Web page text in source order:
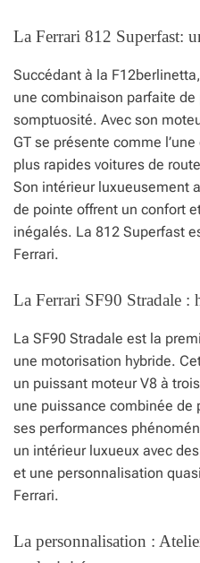
La Ferrari 812 Superfast:
Succédant à la
une combinaison parfaite
somptuosité. Avec son
GT se présente comme
plus rapides voitures de
Son intérieur luxueusement
de pointe offrent un confort
inégalés. La 812 Superfast
Ferrari.
La Ferrari SF90 Stradale :
La SF90 Stradale est la
une motorisation hybride.
un puissant moteur V8 à
une puissance combinée de
ses performances
un intérieur luxueux avec
et une personnalisation
Ferrari.
La personnalisation :